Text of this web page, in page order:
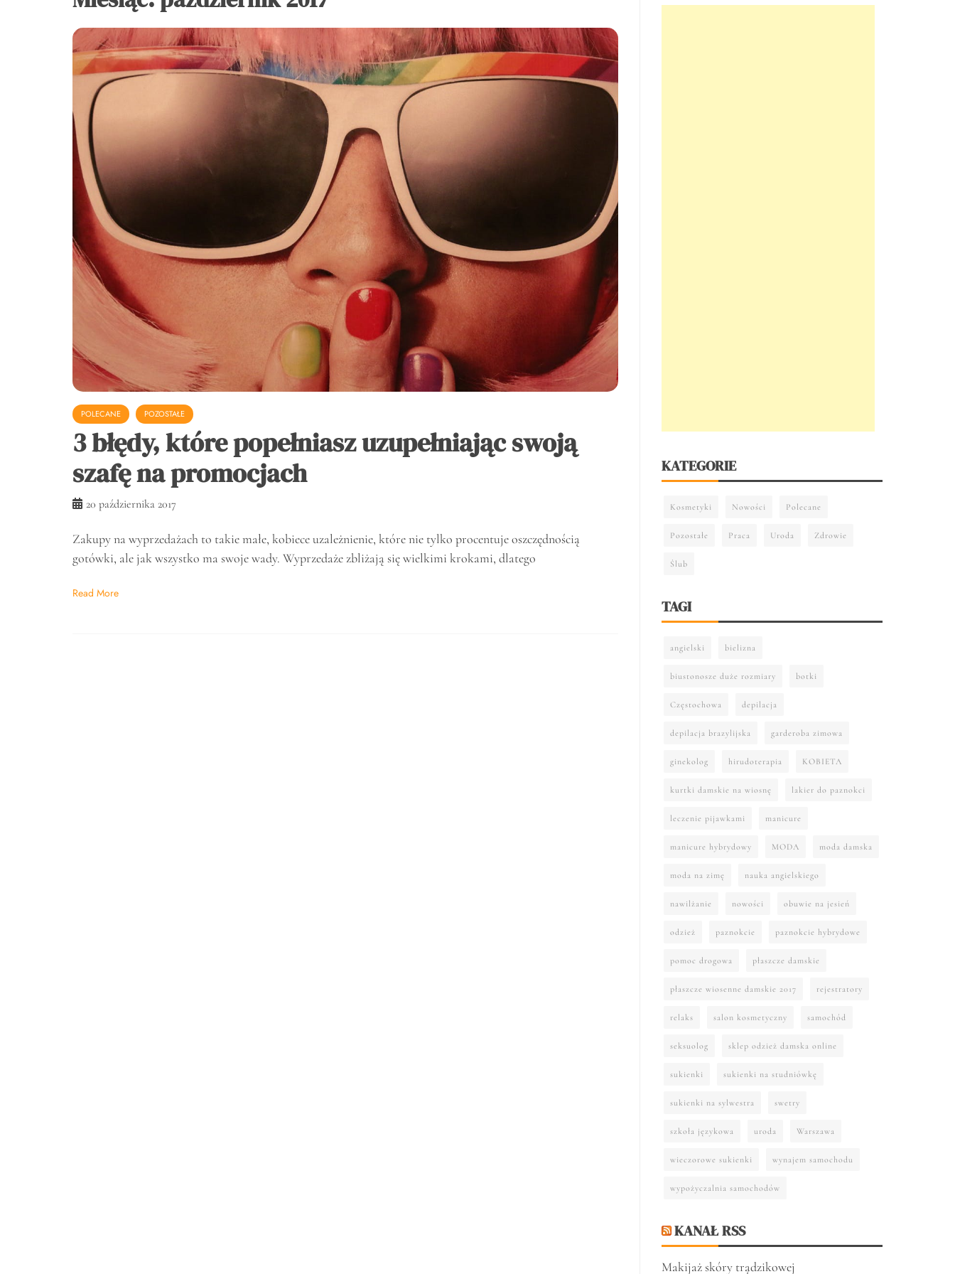
POLECANE POZOSTAŁE
3 błędy, które popełniasz uzupełniając swoją
szafę na promocjach
20 października 2017
Zakupy na wyprzedażach to takie małe, kobiece uzależnienie, które nie tylko procentuje oszczędnością
gotówki, ale jak wszystko ma swoje wady. Wyprzedaże zbliżają się wielkimi krokami, dlatego
Read More
KATEGORIE
Kosmetyki Nowości Polecane
Pozostałe Praca Uroda Zdrowie
Ślub
TAGI
angielski bielizna
biustonosze duże rozmiary botki
Częstochowa depilacja
depilacja brazylijska garderoba zimowa
ginekolog hirudoterapia KOBIETA
kurtki damskie na wiosnę lakier do paznokci
leczenie pijawkami manicure
manicure hybrydowy MODA moda damska
moda na zimę nauka angielskiego
nawilżanie nowości obuwie na jesień
odzież paznokcie paznokcie hybrydowe
pomoc drogowa płaszcze damskie
płaszcze wiosenne damskie 2017 rejestratory
relaks salon kosmetyczny samochód
seksuolog sklep odzież damska online
sukienki sukienki na studniówkę
sukienki na sylwestra swetry
szkoła językowa uroda Warszawa
wieczorowe sukienki wynajem samochodu
wypożyczalnia samochodów
KANAŁ RSS
Makijaż skóry trądzikowej